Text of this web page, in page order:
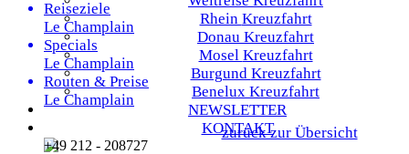
Rhein Kreuzfahrt
Donau Kreuzfahrt
Mosel Kreuzfahrt
Burgund Kreuzfahrt
Benelux Kreuzfahrt
NEWSLETTER
KONTAKT
+49 212 - 208727
Reiseziele
Le Champlain
Specials
Le Champlain
Routen & Preise
Le Champlain
zurück zur Übersicht